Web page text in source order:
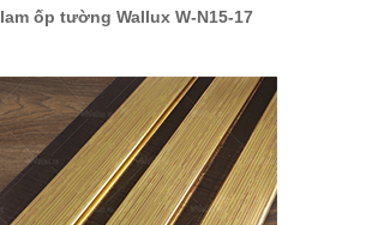
ốp tường Wallux W-N15-17